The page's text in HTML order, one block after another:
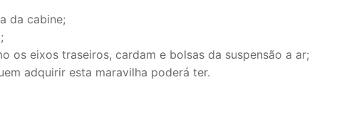
da cabine;
os eixos traseiros, cardam e bolsas da suspensão a ar;
adquirir esta maravilha poderá ter.